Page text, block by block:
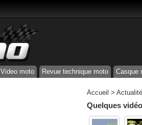
Video moto Revue technique moto Casque
Accueil >
Quelques